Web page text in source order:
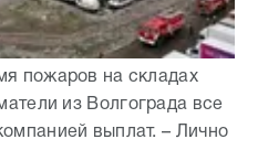
пожаров на складах
из Волгограда все
выплат. – Лично